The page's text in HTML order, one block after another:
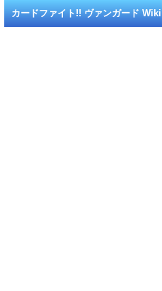
カードファイト!! ヴァンガード Wiki